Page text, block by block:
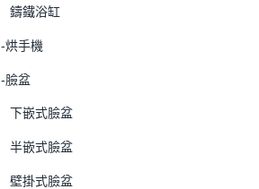
鑄鐵浴缸
-烘手機
-臉盆
下嵌式臉盆
半嵌式臉盆
壁掛式臉盆